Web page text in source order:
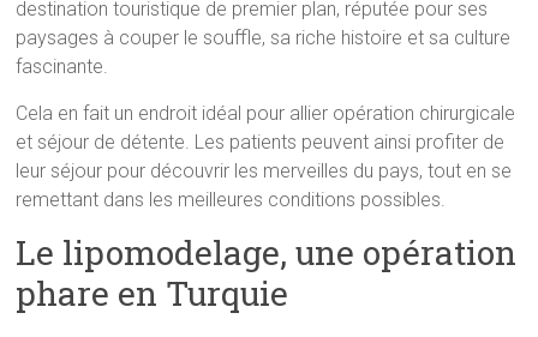
destination touristique de premier plan, réputée pour ses
paysages à couper le souffle, sa riche histoire et sa culture
fascinante.
Cela en fait un endroit idéal pour allier opération chirurgicale
et séjour de détente. Les patients peuvent ainsi profiter de
leur séjour pour découvrir les merveilles du pays, tout en se
remettant dans les meilleures conditions possibles.
Le lipomodelage, une opération
phare en Turquie